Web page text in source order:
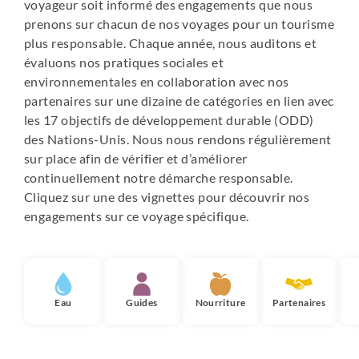
A Luquina, le logement chez l'habitant s'apparente à une
maison d'hôtes ou une auberge simple. Soutenue par
une ONG, la communauté de Luquina a su développer :
• des chambres simples mais propres, chaleureuses et
soigneusement décorées
• chacun aura un matelas, plusieurs couvertures et un
oreiller
• salle de bains privée (pas forcément d'eau chaude ;
vous pouvez demander une petite bassine d'eau chaude
pour la toilette).
Il n'y a pas de chauffage et les portes ne ferment pas
Les nuits sous tente : pour chaque campement, nous
veillons à ce que vous ayez le plus de confort possible
voyageur soit informé des engagements que nous
prenons sur chacun de nos voyages pour un tourisme
plus responsable. Chaque année, nous auditons et
évaluons nos pratiques sociales et
environnementales en collaboration avec nos
partenaires sur une dizaine de catégories en lien avec
les 17 objectifs de développement durable (ODD)
des Nations-Unis. Nous nous rendons régulièrement
sur place afin de vérifier et d’améliorer
continuellement notre démarche responsable.
Cliquez sur une des vignettes pour découvrir nos
engagements sur ce voyage spécifique.
Eau Guides Nourriture Partenaires